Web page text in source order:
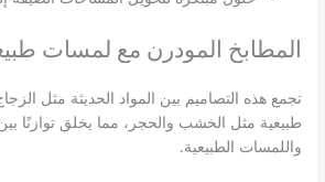
المطابخ المودرن مع لمسات
تجمع هذه التصاميم بين المواد الحديثة مثل
طبيعية مثل الخشب والحجر، مما يخلق توازنًا
واللمسات الطبيعية.